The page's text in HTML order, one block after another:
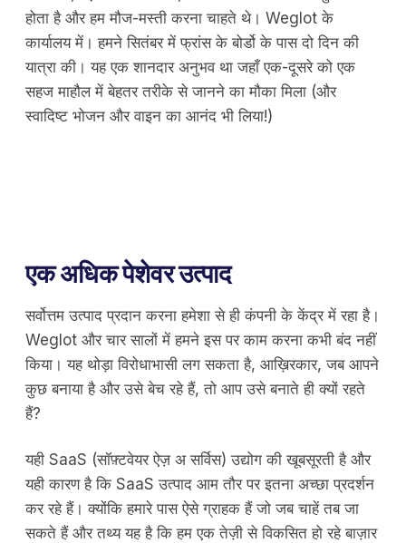
होता है और हम मौज-मस्ती करना चाहते थे। Weglot के
कार्यालय में। हमने सितंबर में फ्रांस के बोर्डो के पास दो दिन की
यात्रा की। यह एक शानदार अनुभव था जहाँ एक-दूसरे को एक
सहज माहौल में बेहतर तरीके से जानने का मौका मिला (और
स्वादिष्ट भोजन और वाइन का आनंद भी लिया!)
एक अधिक पेशेवर उत्पाद
सर्वोत्तम उत्पाद प्रदान करना हमेशा से ही कंपनी के केंद्र में रहा है।
Weglot और चार सालों में हमने इस पर काम करना कभी बंद नहीं
किया। यह थोड़ा विरोधाभासी लग सकता है, आख़िरकार, जब आपने
कुछ बनाया है और उसे बेच रहे हैं, तो आप उसे बनाते ही क्यों रहते
हैं?
यही SaaS (सॉफ़्टवेयर ऐज़ अ सर्विस) उद्योग की खूबसूरती है और
यही कारण है कि SaaS उत्पाद आम तौर पर इतना अच्छा प्रदर्शन
कर रहे हैं। क्योंकि हमारे पास ऐसे ग्राहक हैं जो जब चाहें तब जा
सकते हैं और तथ्य यह है कि हम एक तेज़ी से विकसित हो रहे बाज़ार